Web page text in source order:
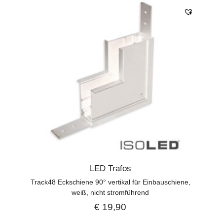
LED Trafos
Track48 Eckschiene 90° vertikal für Einbauschiene,
weiß, nicht stromführend
€ 19,90